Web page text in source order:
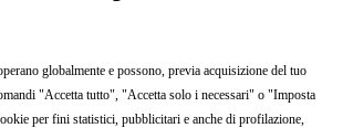
globalmente e possono, previa acquisizione del tuo
"Accetta tutto", "Accetta solo i necessari" o "Imposta
per fini statistici, pubblicitari e anche di profilazione,